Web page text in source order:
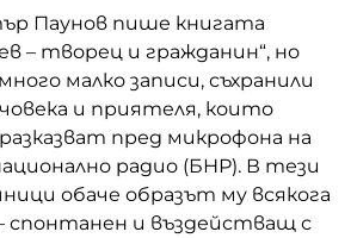
Паунов пише книгата
– творец и гражданин“, но
малко записи, съхранили
и приятеля, които
пред микрофона на
радио (БНР). В тези
обаче образът му всякога
спонтанен и въздействащ с